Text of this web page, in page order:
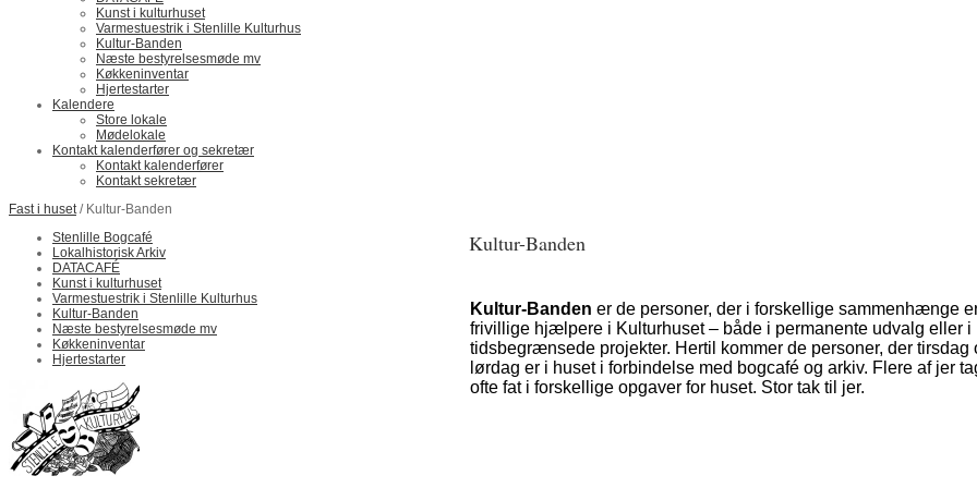
Kunst i kulturhuset
Varmestuestrik i Stenlille Kulturhus
Kultur-Banden
Næste bestyrelsesmøde mv
Køkkeninventar
Hjertestarter
Kalendere
Store lokale
Mødelokale
Kontakt kalenderfører og sekretær
Kontakt kalenderfører
Kontakt sekretær
Fast i huset/ Kultur-Banden
Stenlille Bogcafé
Lokalhistorisk Arkiv
DATACAFÉ
Kunst i kulturhuset
Varmestuestrik i Stenlille Kulturhus
Kultur-Banden
Næste bestyrelsesmøde mv
Køkkeninventar
Hjertestarter
Kultur-Banden
Kultur-Banden er de personer, der i forskellige sammenhænge
frivillige hjælpere i Kulturhuset – både i permanente udvalg eller i
tidsbegrænsede projekter. Hertil kommer de personer, der tirsdag
lørdag er i huset i forbindelse med bogcafé og arkiv. Flere af jer
ofte fat i forskellige opgaver for huset. Stor tak til jer.